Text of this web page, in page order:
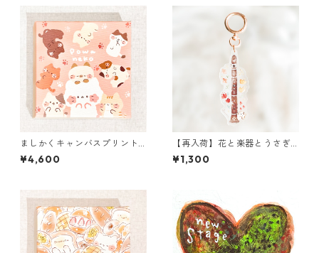
ましかくキャンバスプリント
（ねこだらけ）
¥4,600
【再入荷】花と楽器とうさぎ
アクリルキーホルダー
¥1,300